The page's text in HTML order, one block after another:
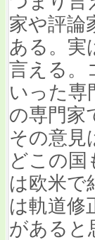
家や評論
ある。実
言える。
いった専
の専門家
その意見
どこの国
は欧米で
は軌道修
があると